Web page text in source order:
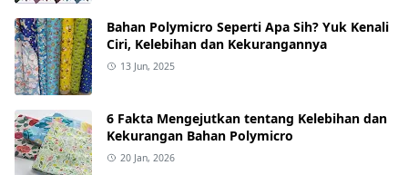
Bahan Polymicro Seperti Apa Sih? Yuk Kenali
Ciri, Kelebihan dan Kekurangannya
13 Jun, 2025
6 Fakta Mengejutkan tentang Kelebihan dan
Kekurangan Bahan Polymicro
20 Jan, 2026